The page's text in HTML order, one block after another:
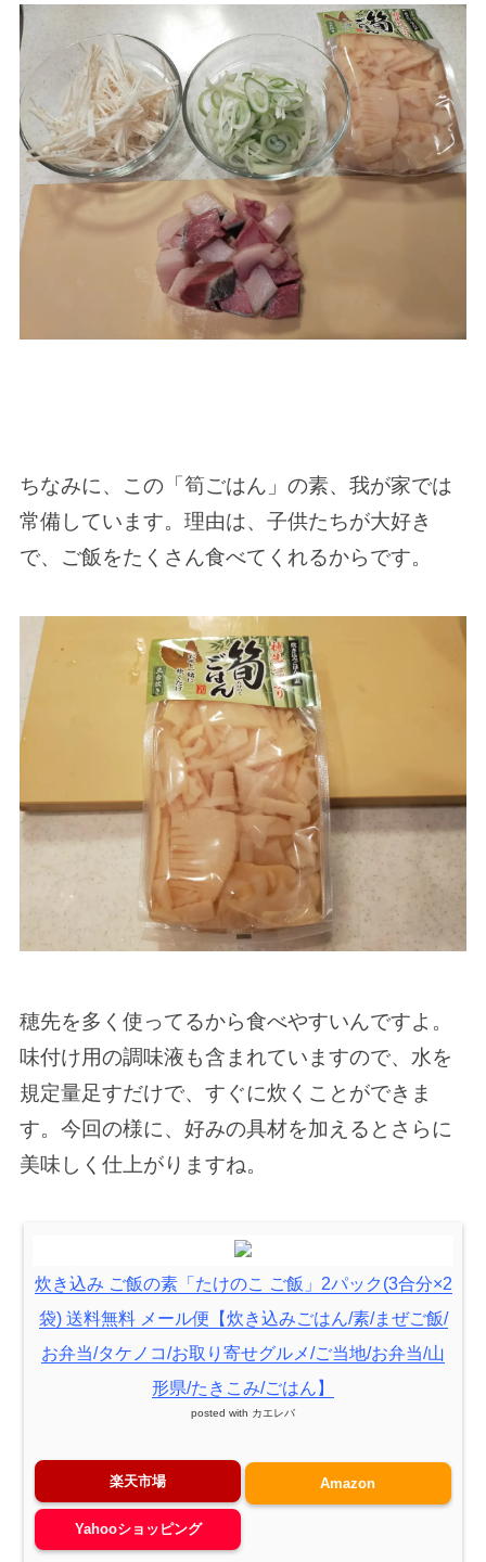
ちなみに、この「筍ごはん」の素、我が家では
常備しています。理由は、子供たちが大好き
で、ご飯をたくさん食べてくれるからです。
穂先を多く使ってるから食べやすいんですよ。
味付け用の調味液も含まれていますので、水を
規定量足すだけで、すぐに炊くことができま
す。今回の様に、好みの具材を加えるとさらに
美味しく仕上がりますね。
炊き込み ご飯の素「たけのこ ご飯」2パック(3合分×2
袋) 送料無料 メール便【炊き込みごはん/素/まぜご飯/
お弁当/タケノコ/お取り寄せグルメ/ご当地/お弁当/山
形県/たきこみ/ごはん】
posted with カエレバ
楽天市場 Amazon
Yahooショッピング